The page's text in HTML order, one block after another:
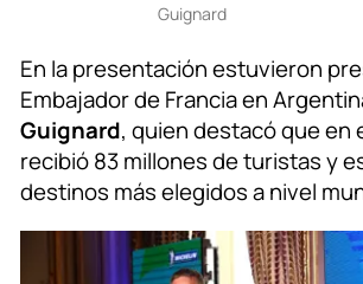
Guignard
En la presentación estuvieron
Embajador de Francia en
Guignard, quien destacó que en
recibió 83 millones de turistas y
destinos más elegidos a nivel